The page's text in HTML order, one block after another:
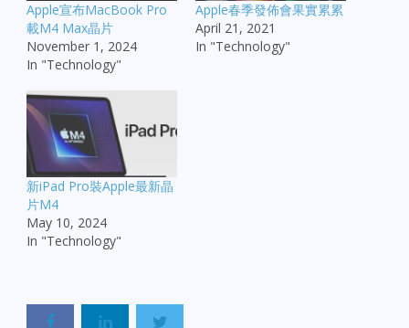
Apple宣布MacBook Pro
載M4 Max晶片
November 1, 2024
In "Technology"
Apple春季發佈會果實累累
April 21, 2021
In "Technology"
新iPad Pro裝Apple最新晶
片M4
May 10, 2024
In "Technology"